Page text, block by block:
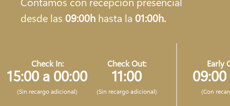
desde las 09:00h hasta la 01:00h.
Check In:
15:00 a 00:00
(Sin recargo adicional)
Check Out:
11:00
(Sin recargo adicional)
Early
09:00
(Con